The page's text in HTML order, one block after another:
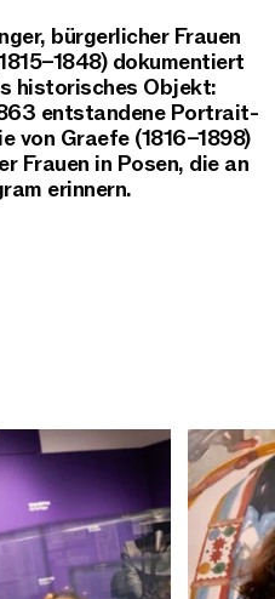
bürgerlicher Frauen
dokumentiert
historisches Objekt:
entstandene Portrait-
von Graefe (1816–1898)
Frauen in Posen, die an
erinnern.